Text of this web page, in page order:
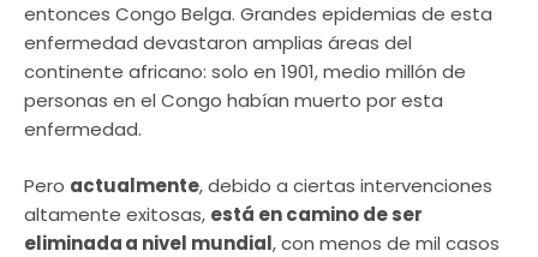
entonces Congo Belga. Grandes epidemias de esta
enfermedad devastaron amplias áreas del
continente africano: solo en 1901, medio millón de
personas en el Congo habían muerto por esta
enfermedad.
Pero actualmente, debido a ciertas intervenciones
altamente exitosas, está en camino de ser
eliminada a nivel mundial, con menos de mil casos